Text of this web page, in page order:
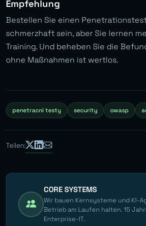
Empfehlung
Bestellen Sie einen
schmerzhaft sein, aber Sie lernen
Training. Und beheben Sie die
ohne Maßnahmen ist wertlos.
penetracni testy security owasp
Teilen:
CORE SYSTEMS
Wir bauen Kernsysteme und KI-
Betrieb am Laufen halten. 15
Enterprise-IT.